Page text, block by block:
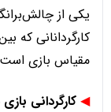
یکی از
کارگردانانی که
مقیاس بازی است
◀کارگردانی بازی